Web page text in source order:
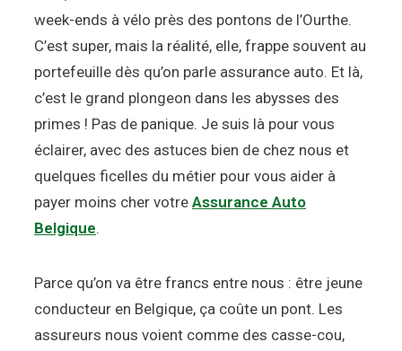
week-ends à vélo près des pontons de l’Ourthe.
C’est super, mais la réalité, elle, frappe souvent au
portefeuille dès qu’on parle assurance auto. Et là,
c’est le grand plongeon dans les abysses des
primes ! Pas de panique. Je suis là pour vous
éclairer, avec des astuces bien de chez nous et
quelques ficelles du métier pour vous aider à
payer moins cher votre Assurance Auto
Belgique.
Parce qu’on va être francs entre nous : être jeune
conducteur en Belgique, ça coûte un pont. Les
assureurs nous voient comme des casse-cou,